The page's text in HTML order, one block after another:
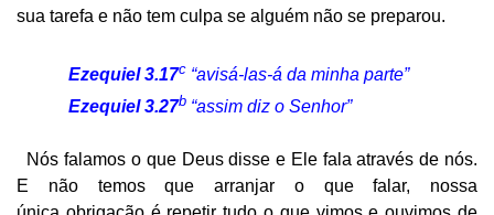
sua tarefa e não tem culpa se alguém não se preparou.
Ezequiel 3.17c “avisá-las-á da minha parte”
Ezequiel 3.27b “assim diz o Senhor”
Nós falamos o que Deus disse e Ele fala através de nós.
E não temos que arranjar o que falar, nossa